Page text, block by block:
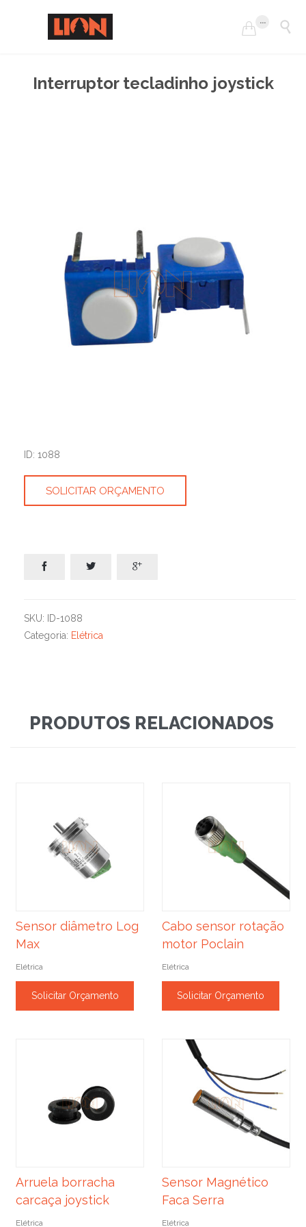

... 
Interruptor tecladinho joystick
ID: 1088
SOLICITAR ORÇAMENTO
  
SKU:
ID-1088
Categoria: Elétrica
PRODUTOS RELACIONADOS
Sensor diâmetro Log
Max
Elétrica
Solicitar Orçamento
Cabo sensor rotação
motor Poclain
Elétrica
Solicitar Orçamento
Arruela borracha
carcaça joystick
Elétrica
Sensor Magnético
Faca Serra
Elétrica